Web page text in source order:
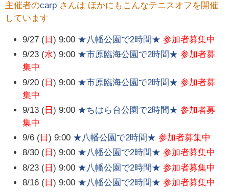
主催者のcarp さんは ほかにもこんなテニスオフを開催
しています
9/27 ( 日) 9:00 ★八幡公園で2時間★ 参加者募集中
9/23 (水) 9:00 ★市原臨海公園で2時間★ 参加者募
集中
9/20 ( 日) 9:00 ★市原臨海公園で2時間★ 参加者募
集中
9/13 ( 日) 9:00 ★ちはら台公園で2時間★ 参加者募
集中
9/6 ( 日) 9:00 ★八幡公園で2時間★ 参加者募集中
8/30 ( 日) 9:00 ★八幡公園で2時間★ 参加者募集中
8/23 ( 日) 9:00 ★八幡公園で2時間★ 参加者募集中
8/16 ( 日) 9:00 ★八幡公園で2時間★ 参加者募集中